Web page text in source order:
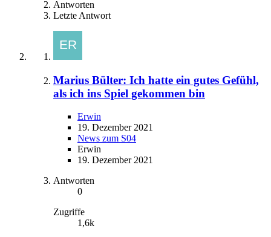
Antworten
Letzte Antwort
Marius Bülter: Ich hatte ein gutes Gefühl,
als ich ins Spiel gekommen bin
Erwin
19. Dezember 2021
News zum S04
Erwin
19. Dezember 2021
Antworten
0
Zugriffe
1,6k